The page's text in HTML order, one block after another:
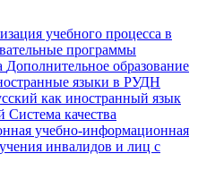
учебного процесса в
программы
Дополнительное образование
языки в РУДН
как иностранный язык
Система качества
учебно-информационная
инвалидов и лиц с